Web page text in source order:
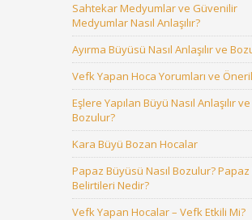
Sahtekar Medyumlar ve Güvenilir
Medyumlar Nasıl Anlaşılır?
Ayırma Büyüsü Nasıl Anlaşılır ve
Vefk Yapan Hoca Yorumları ve
Eşlere Yapılan Büyü Nasıl Anlaşılır ve
Bozulur?
Kara Büyü Bozan Hocalar
Papaz Büyüsü Nasıl Bozulur?
Belirtileri Nedir?
Vefk Yapan Hocalar – Vefk Etkili Mi?